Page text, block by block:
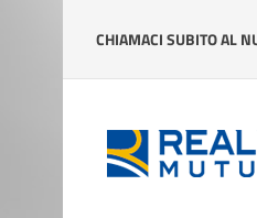
CHIAMACI SUBITO AL